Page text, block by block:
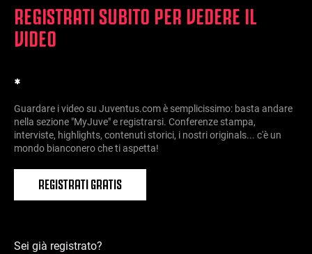
REGISTRATI SUBITO PER VEDERE IL
VIDEO
*
Guardare i video su Juventus.com è semplicissimo: basta andare
nella sezione "MyJuve" e registrarsi. Conferenze stampa,
interviste, highlights, contenuti storici, i nostri originals... c'è un
mondo bianconero che ti aspetta!
REGISTRATI GRATIS
Sei già registrato?